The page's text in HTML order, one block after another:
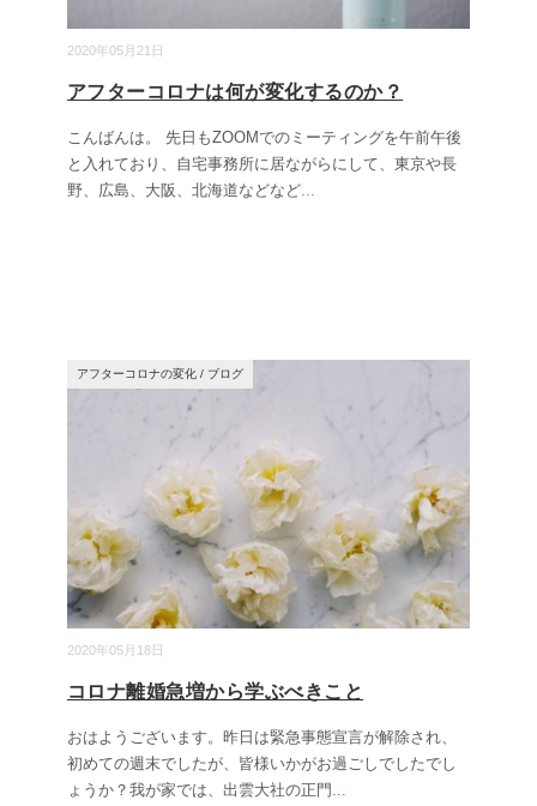
2020年05月21日
アフターコロナは何が変化するのか？
こんばんは。 先日もZOOMでのミーティングを午前午後
と入れており、自宅事務所に居ながらにして、東京や長
野、広島、大阪、北海道などなど...
2020年05月18日
アフターコロナの変化 / ブログ
コロナ離婚急増から学ぶべきこと
おはようございます。昨日は緊急事態宣言が解除され、
初めての週末でしたが、皆様いかがお過ごしでしたでし
ょうか？我が家では、出雲大社の正門 ...